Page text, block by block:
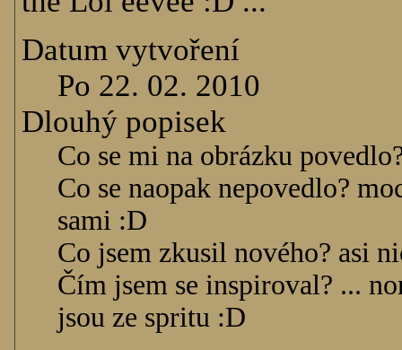
Datum vytvoření
Po 22. 02. 2010
Dlouhý popisek
Co se mi na obrázku
Co se naopak nepovedlo?
sami :D
Co jsem zkusil nového? asi
Čím jsem se inspiroval? ...
jsou ze spritu :D